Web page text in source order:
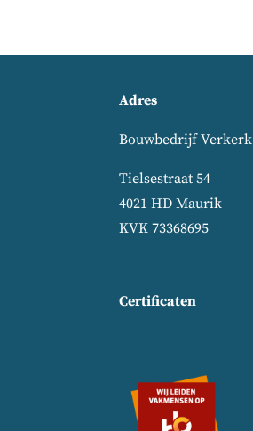
Adres
Bouwbedrijf Verkerk
Tielsestraat 54
4021 HD Maurik
KVK 73368695
Certificaten